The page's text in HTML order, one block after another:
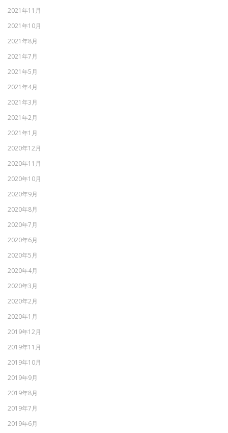
2021年11月
2021年10月
2021年8月
2021年7月
2021年5月
2021年4月
2021年3月
2021年2月
2021年1月
2020年12月
2020年11月
2020年10月
2020年9月
2020年8月
2020年7月
2020年6月
2020年5月
2020年4月
2020年3月
2020年2月
2020年1月
2019年12月
2019年11月
2019年10月
2019年9月
2019年8月
2019年7月
2019年6月